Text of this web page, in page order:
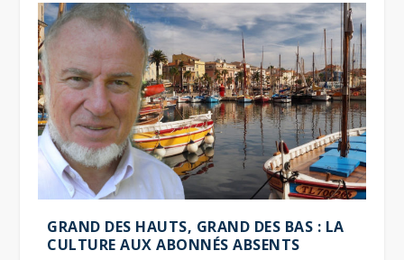
GRAND DES HAUTS, GRAND DES BAS : LA
CULTURE AUX ABONNÉS ABSENTS